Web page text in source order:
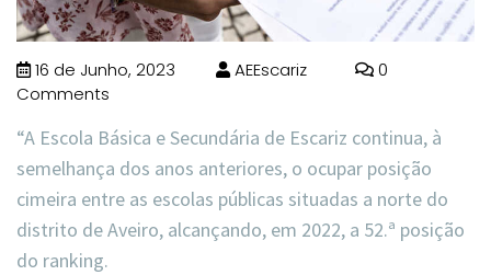
16 de Junho, 2023 AEEscariz
0
Comments
“A Escola Básica e Secundária de Escariz continua, à
semelhança dos anos anteriores, o ocupar posição
cimeira entre as escolas públicas situadas a norte do
distrito de Aveiro, alcançando, em 2022, a 52.ª posição
do ranking.